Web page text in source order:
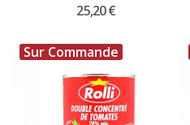
25,20 €
Sur Commande